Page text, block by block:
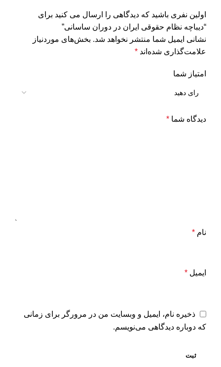
اولین نفری باشید که دیدگاهی را ارسال می کنید برای
“دیباچه نظام حقوقی ایران در دوران ساسانی”
نشانی ایمیل شما منتشر نخواهد شد. بخش‌های موردنیاز
علامت‌گذاری شده‌اند *
امتیاز شما
دیدگاه شما *
نام *
ایمیل *
ذخیره نام، ایمیل و وبسایت من در مرورگر برای زمانی
که دوباره دیدگاهی می‌نویسم.